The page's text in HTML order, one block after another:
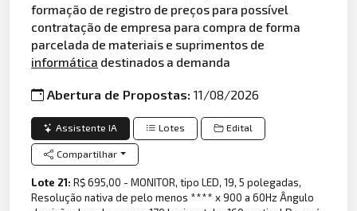
formação de registro de preços para possível
contratação de empresa para compra de forma
parcelada de materiais e suprimentos de
informática destinados a demanda
Abertura de Propostas:11/08/2026
Assistente IA Lotes Edital
Compartilhar
Lote 21:R$ 695,00 - MONITOR, tipo LED, 19, 5 polegadas,
Resolução nativa de pelo menos **** x 900 a 60Hz Ângulo